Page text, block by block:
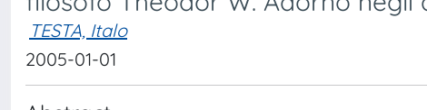
TESTA, Italo
2005-01-01